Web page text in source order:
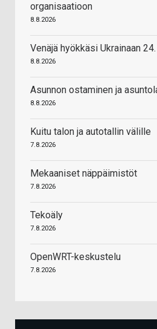
organisaatioon
8.8.2026
Venäjä hyökkäsi Ukrainaan
8.8.2026
Asunnon ostaminen ja
8.8.2026
Kuitu talon ja autotallin välille
7.8.2026
Mekaaniset näppäimistöt
7.8.2026
Tekoäly
7.8.2026
OpenWRT-keskustelu
7.8.2026